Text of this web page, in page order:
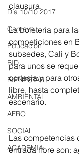
Día 10/10 2017
Carnaval
Educación
BID
BIENESTAR
AMBIENTAL
AFRO
SOCIAL
ACADEMIA
clausura.
La boletería para
competiciones en
subsedes, Cali y
para unos se
cortesía y para
libre, hasta
escenario.
Las competencias
entrada libre son: